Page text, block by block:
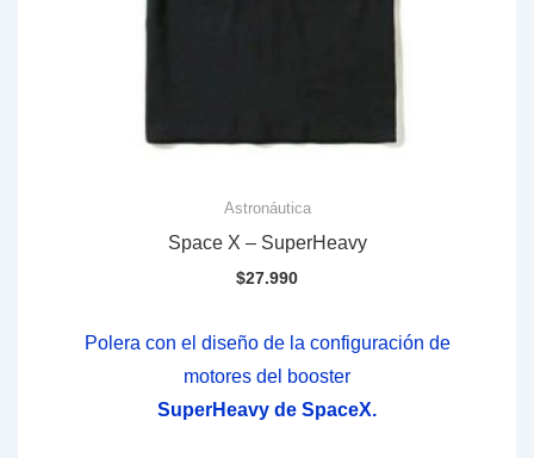
Astronáutica
Space X – SuperHeavy
$27.990
Polera con el diseño de la configuración de
motores del booster
SuperHeavy de SpaceX.